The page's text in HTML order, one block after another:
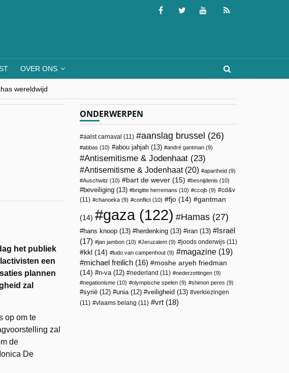
OVER ONS
wereldwijd
het publiek
een
plannen
zal
op om te
zal
de
De
ONDERWERPEN
aalst carnaval (11) aanslag brussel (26)
abbas (10) abou jahjah (13) andré gantman (9)
Antisemitisme & Jodenhaat (23)
Antisemitisme & Jodenhaat(20) apartheid (9)
Auschwitz (10) bart de wever (15) besnijdenis (10)
beveiliging (13) brigitte herremans (10) ccojb (9)
cd&v
(11)
chanoeka (9) conflict (10) fjo (14) gantman
(14) gaza(122) Hamas (27)
hans knoop (13) herdenking (13) iran (13)
Israël
(17)
jan jambon (10) Jeruzalem (9) joods onderwijs (11)
kkl (14) ludo van campenhout (9) magazine (19)
michael freilich (16)
moshe aryeh friedman
(14)
n-va(12) nederland (11) nederzettingen (9)
negationisme (10) olympische spelen (9) shimon peres (9)
syrië (12) unia(12) veiligheid (13)
verkiezingen
(11)
vlaams belang (11) vrt (18)